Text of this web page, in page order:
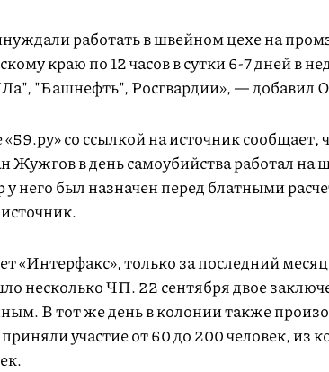
работать в швейном цехе на
краю по 12 часов в сутки 6-7 дней в
"Башнефть", Росгвардии», — добавил
со ссылкой на источник
Жужгов в день самоубийства работал на
у него был назначен перед блатными
«Интерфакс», только за последний
несколько ЧП. 22 сентября двое
В тот же день в колонии также
участие от 60 до 200 человек, из